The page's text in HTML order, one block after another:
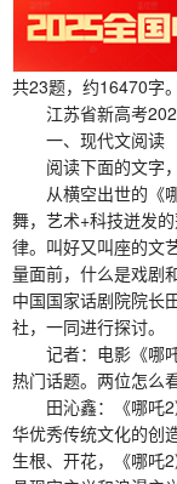
共23题，约16470字。
江苏省新高考
一、现代文阅读
阅读下面的文字，
从横空出世的《哪
舞，艺术+科技迸发
律。叫好又叫座的文
量面前，什么是戏剧
中国国家话剧院院长
社，一同进行探讨。
记者：电影《哪吒
热门话题。两位怎么
田沁鑫：《哪吒2
华优秀传统文化的创
生根、开花，《哪吒